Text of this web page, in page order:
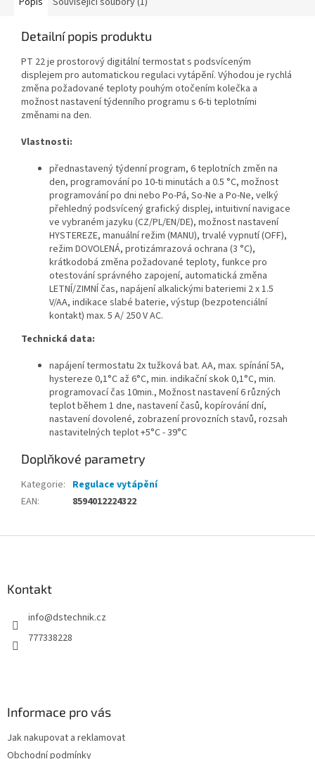
Detailní popis produktu
PT 22 je prostorový digitální termostat s podsvíceným
displejem pro automatickou regulaci vytápění. Výhodou je rychlá
změna požadované teploty pouhým otočením kolečka a
možnost nastavení týdenního programu s 6-ti teplotními
změnami na den.
Vlastnosti:
přednastavený týdenní program, 6 teplotních změn na
den, programování po 10-ti minutách a 0.5 °C, možnost
programování po dni nebo Po-Pá, So-Ne a Po-Ne, velký
přehledný podsvícený grafický displej, intuitivní navigace
ve vybraném jazyku (CZ/PL/EN/DE), možnost nastavení
HYSTEREZE, manuální režim (MANU), trvalé vypnutí (OFF),
režim DOVOLENÁ, protizámrazová ochrana (3 °C),
krátkodobá změna požadované teploty, funkce pro
otestování správného zapojení, automatická změna
LETNÍ/ZIMNÍ čas, napájení alkalickými bateriemi 2 x 1.5
V/AA, indikace slabé baterie, výstup (bezpotenciální
kontakt) max. 5 A/ 250 V AC.
Technická data:
napájení termostatu 2x tužková bat. AA, max. spínání 5A,
hystereze 0,1°C až 6°C, min. indikační skok 0,1°C, min.
programovací čas 10min., Možnost nastavení 6 různých
teplot během 1 dne, nastavení časů, kopírování dní,
nastavení dovolené, zobrazení provozních stavů, rozsah
nastavitelných teplot +5°C - 39°C
Doplňkové parametry
Kategorie: Regulace vytápění
EAN: 8594012224322
Kontakt
info@dstechnik.cz
777338228
Informace pro vás
Jak nakupovat a reklamovat
Obchodní podmínky